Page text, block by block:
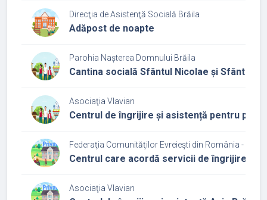
Direcţia de Asistenţă Socială Brăila
Adăpost de noapte
Parohia Nașterea Domnului Brăila
Cantina socială Sfântul Nicolae și Sfântul
Asociaţia Vlavian
Centrul de îngrijire și asistență pentru
Federaţia Comunităţilor Evreieşti din România -
Centrul care acordă servicii de îngrijire și
Asociaţia Vlavian